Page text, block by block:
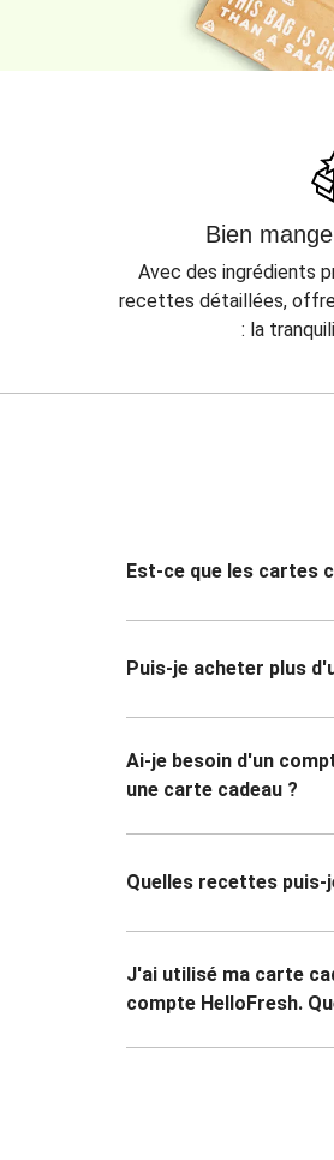
Bien
Avec des ingrédients
recettes détaillées,
: la
Est-ce que les cartes
Puis-je acheter plus
Ai-je besoin d'un
une carte cadeau ?
Quelles recettes puis-
J'ai utilisé ma carte
compte HelloFresh.